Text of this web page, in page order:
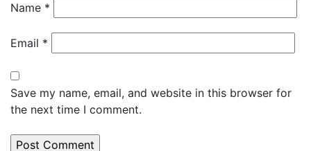
Name *
Email *
Save my name, email, and website in this browser for
the next time I comment.